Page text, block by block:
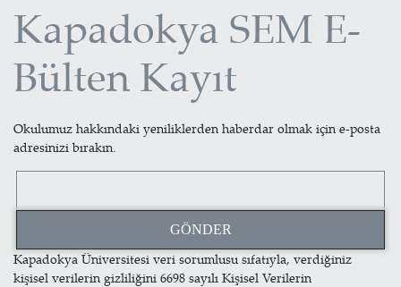
Kapadokya SEM E-
Bülten Kayıt
Okulumuz hakkındaki yeniliklerden haberdar olmak için e-posta
adresinizi bırakın.
Kapadokya Üniversitesi veri sorumlusu sıfatıyla, verdiğiniz
kişisel verilerin gizliliğini 6698 sayılı Kişisel Verilerin